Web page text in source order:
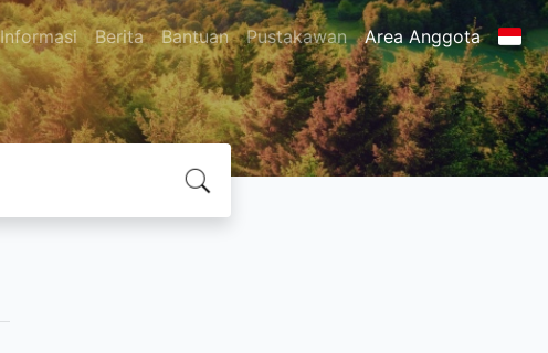
Informasi Berita Bantuan Pustakawan Area Anggota